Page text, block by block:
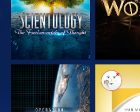
TITTA TITTA